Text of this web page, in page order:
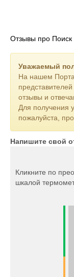
Отзывы про Поиск
Уважаемый
На нашем
отзывы и
Для получения
пожалуйста,
Напишите свой
Кликните по
шкалой